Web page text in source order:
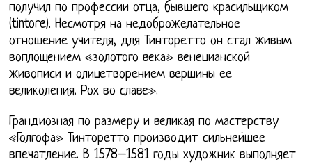
получил по профессии отца, бывшего красильщиком
(tintore). Несмотря на недоброжелательное
отношение учителя, для Тинторетто он стал живым
воплощением «золотого века» венецианской
живописи и олицетворением вершины ее
великолепия. Рох во славе».
Грандиозная по размеру и великая по мастерству
«Голгофа» Тинторетто производит сильнейшее
впечатление. В 1578–1581 годы художник выполняет